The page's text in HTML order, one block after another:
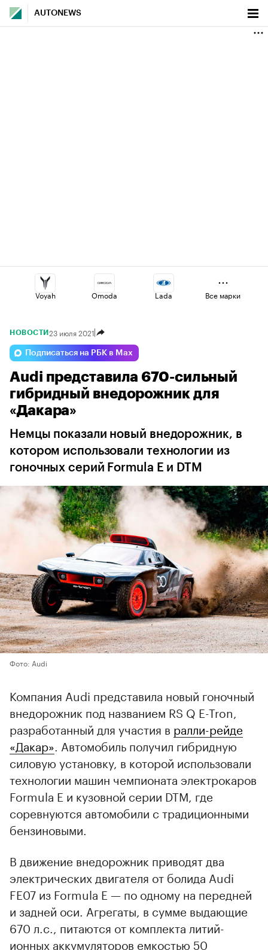
AUTONEWS
Voyah Omoda Lada
Haval Geely
Esteo Volga Changan
Все марки
НОВОСТИ 23 июля 2021
Подписаться на РБК в Max
Audi представила 670-сильный
гибридный внедорожник для
«Дакара»
Немцы показали новый внедорожник, в
котором использовали технологии из
гоночных серий Formula E и DTM
Фото: Audi
Компания Audi представила новый гоночный
внедорожник под названием RS Q E-Tron,
разработанный для участия в ралли-рейде
«Дакар» . Автомобиль получил гибридную
силовую установку, в которой использовали
технологии машин чемпионата электрокаров
Formula E и кузовной серии DTM, где
соревнуются автомобили с традиционными
бензиновыми.
В движение внедорожник приводят два
электрических двигателя от болида Audi
FE07 из Formula E — по одному на передней
и задней оси. Агрегаты, в сумме выдающие
670 л.с., питаются от комплекта литий-
ионных аккумуляторов емкостью 50